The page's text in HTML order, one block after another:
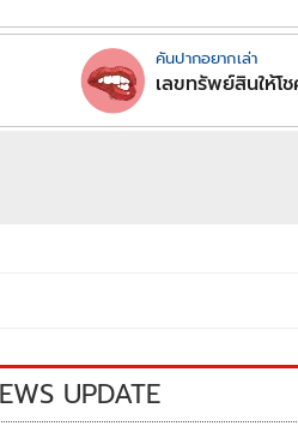
คันปากอยากเล่า
เลขทรัพย์สินให้โ
UPDATE